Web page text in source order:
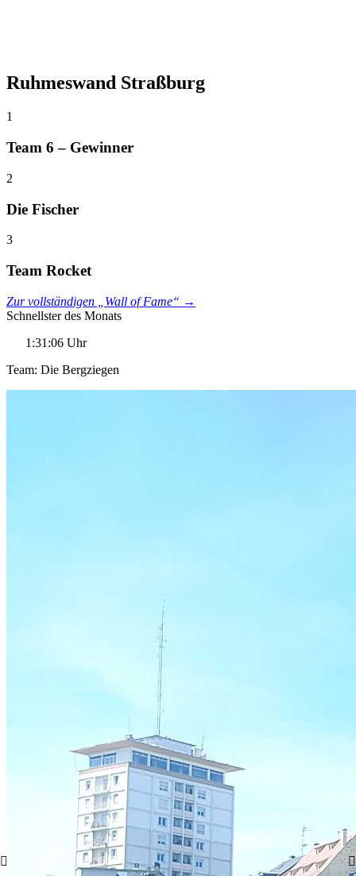
Ruhmeswand Straßburg
1
Team 6 – Gewinner
2
Die Fischer
3
Team Rocket
Zur vollständigen „Wall of Fame“ →
Schnellster des Monats
1:31:06 Uhr
Team: Die Bergziegen